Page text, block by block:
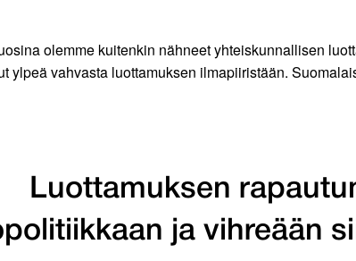
olemme kuitenkin nähneet yhteiskunnallisen
ylpeä vahvasta luottamuksen ilmapiiristään.
Luottamuksen
ja vihreään